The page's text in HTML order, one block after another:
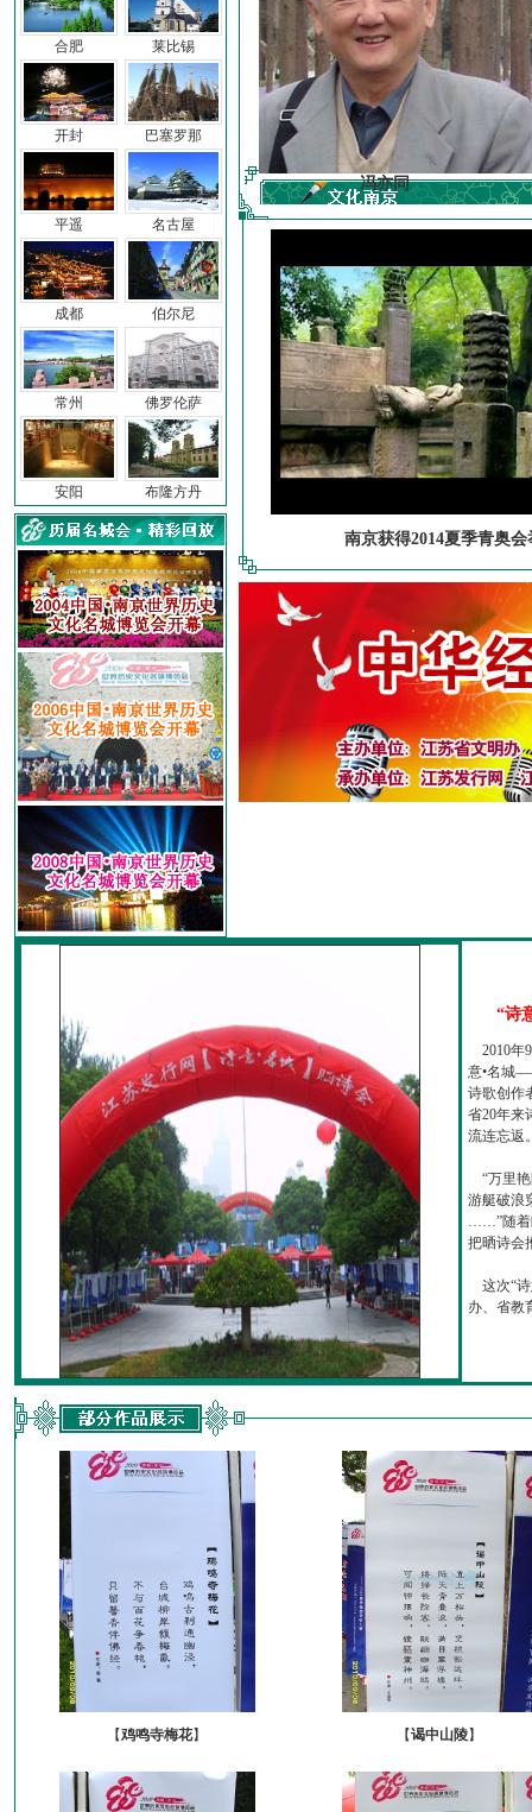
合肥
开封
平遥
成都
常州
安阳
莱比锡
巴塞罗那
名古屋
伯尔尼
佛罗伦萨
布隆方丹
前子 冯亦同
南京获得2014夏季青奥会
“诗
2010年
意•名城
诗歌创作
省20年来
流连忘返
“万里艳
游艇破浪
……”随着
把晒诗会
这次“诗
办、省教
【鸡鸣寺梅花】 【谒中山陵】